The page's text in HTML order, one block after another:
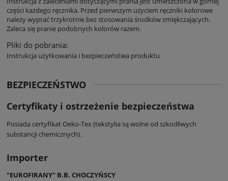
części każdego ręcznika. Przed pierwszym użyciem ręczniki kolorowe
należy wyprać trzykrotnie bez stosowania środków zmiękczających.
Zaleca się pranie podobnych kolorów razem.
Pliki do pobrania:
Instrukcja użytkowania i bezpieczeństwa produktu
BEZPIECZEŃSTWO
Certyfikaty i ostrzeżenie bezpieczeństwa
Posiada certyfikat Oeko-Tex (tekstylia są wolne od szkodliwych
substancji chemicznych).
Importer
"EUROFIRANY" B.B. CHOCZYŃSCY